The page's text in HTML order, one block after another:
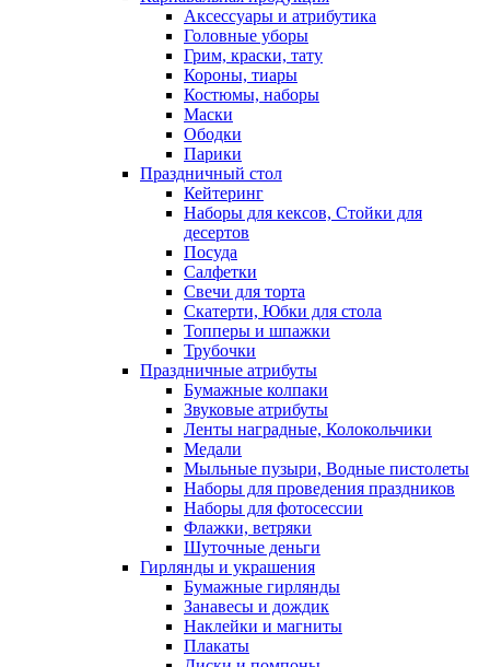
Аксессуары и атрибутика
Головные уборы
Грим, краски, тату
Короны, тиары
Костюмы, наборы
Маски
Ободки
Парики
Праздничный стол
Кейтеринг
Наборы для кексов, Стойки для
десертов
Посуда
Салфетки
Свечи для торта
Скатерти, Юбки для стола
Топперы и шпажки
Трубочки
Праздничные атрибуты
Бумажные колпаки
Звуковые атрибуты
Ленты наградные, Колокольчики
Медали
Мыльные пузыри, Водные пистолеты
Наборы для проведения праздников
Наборы для фотосессии
Флажки, ветряки
Шуточные деньги
Гирлянды и украшения
Бумажные гирлянды
Занавесы и дождик
Наклейки и магниты
Плакаты